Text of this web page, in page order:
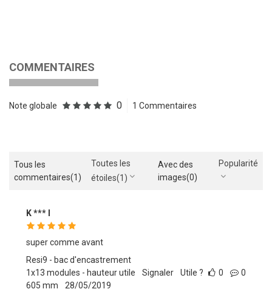
COMMENTAIRES
Note globale 0 1 Commentaires
Tous les
commentaires(1)
Toutes les
étoiles(1)
Avec des
images(0)
Popularité
K *** l
super comme avant
Resi9 - bac d'encastrement
1x13 modules - hauteur utile
605 mm
28/05/2019
Signaler Utile ? 0 0